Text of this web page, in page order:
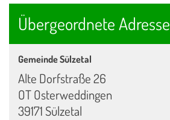
Übergeordnete Adresse
Gemeinde Sülzetal
Alte Dorfstraße 26
OT Osterweddingen
39171 Sülzetal